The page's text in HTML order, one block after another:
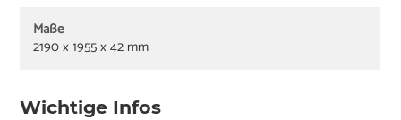
Maße
2190 x 1955 x 42 mm
Wichtige Infos